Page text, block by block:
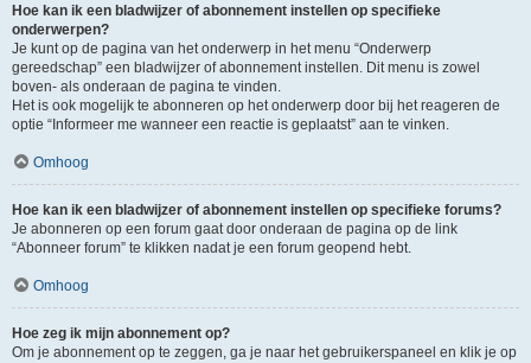
Hoe kan ik een bladwijzer of abonnement instellen op specifieke
onderwerpen?
Je kunt op de pagina van het onderwerp in het menu “Onderwerp
gereedschap” een bladwijzer of abonnement instellen. Dit menu is zowel
boven- als onderaan de pagina te vinden.
Het is ook mogelijk te abonneren op het onderwerp door bij het reageren de
optie “Informeer me wanneer een reactie is geplaatst” aan te vinken.
Omhoog
Hoe kan ik een bladwijzer of abonnement instellen op specifieke forums?
Je abonneren op een forum gaat door onderaan de pagina op de link
“Abonneer forum” te klikken nadat je een forum geopend hebt.
Omhoog
Hoe zeg ik mijn abonnement op?
Om je abonnement op te zeggen, ga je naar het gebruikerspaneel en klik je op